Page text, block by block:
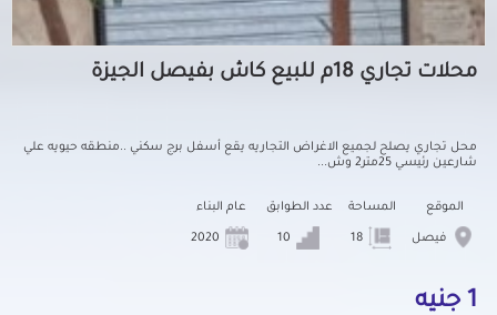
محلات تجاري 18م للبيع كاش بفيصل الجيزة
محل تجاري يصلح لجميع الاغراض التجاريه يقع أسفل برج سكني ..منطقه حيويه علي
شارعين رئيسي 25متر2 وش...
الموقع
فيصل
المساحة عدد الطوابق عام البناء
1 جنيه